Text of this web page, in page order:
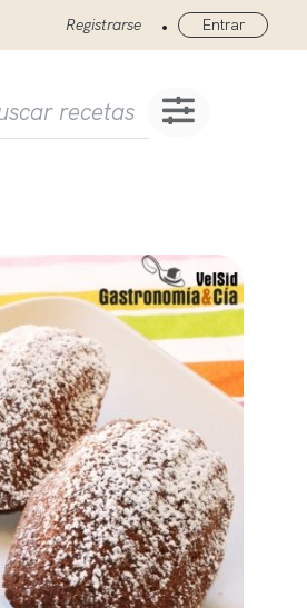
Registrarse • Entrar